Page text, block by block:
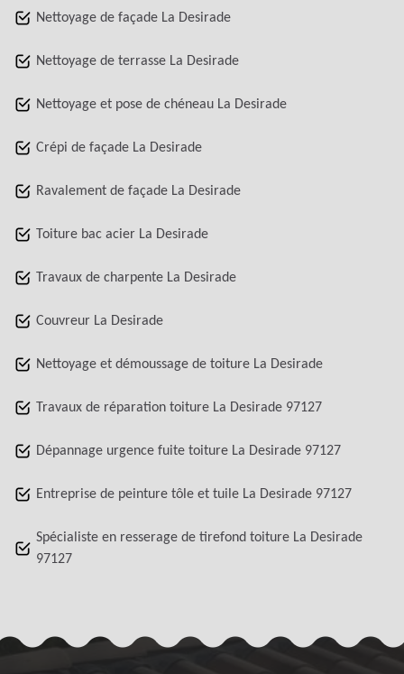
Nettoyage de façade La Desirade
Nettoyage de terrasse La Desirade
Nettoyage et pose de chéneau La Desirade
Crépi de façade La Desirade
Ravalement de façade La Desirade
Toiture bac acier La Desirade
Travaux de charpente La Desirade
Couvreur La Desirade
Nettoyage et démoussage de toiture La Desirade
Travaux de réparation toiture La Desirade 97127
Dépannage urgence fuite toiture La Desirade 97127
Entreprise de peinture tôle et tuile La Desirade 97127
Spécialiste en resserage de tirefond toiture La Desirade
97127